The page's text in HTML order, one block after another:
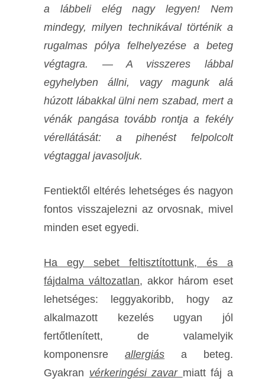
a lábbeli elég nagy legyen! Nem
mindegy, milyen technikával történik a
rugalmas pólya felhelyezése a beteg
végtagra. — A visszeres lábbal
egyhelyben állni, vagy magunk alá
húzott lábakkal ülni nem szabad, mert a
vénák pangása tovább rontja a fekély
vérellátását: a pihenést felpolcolt
végtaggal javasoljuk.
Fentiektől eltérés lehetséges és nagyon
fontos visszajelezni az orvosnak, mivel
minden eset egyedi.
Ha egy sebet feltisztítottunk, és a
fájdalma változatlan, akkor három eset
lehetséges: leggyakoribb, hogy az
alkalmazott kezelés ugyan jól
fertőtlenített, de valamelyik
komponensreallergiás a beteg.
Gyakran vérkeringési zavar miatt fáj a